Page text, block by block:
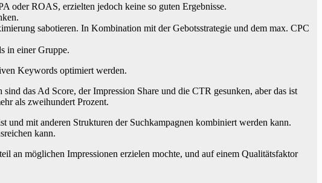
oder ROAS, erzielten jedoch keine so guten Ergebnisse.
sabotieren. In Kombination mit der Gebotsstrategie und dem max. CPC
in einer Gruppe.
Keywords optimiert werden.
das Ad Score, der Impression Share und die CTR gesunken, aber das ist
als zweihundert Prozent.
mit anderen Strukturen der Suchkampagnen kombiniert werden kann.
kann.
an möglichen Impressionen erzielen mochte, und auf einem Qualitätsfaktor